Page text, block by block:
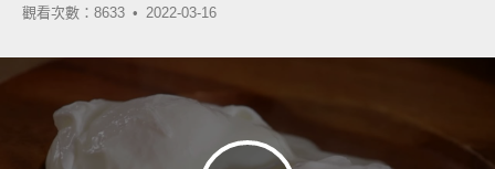
觀看次數：8633 • 2022-03-16